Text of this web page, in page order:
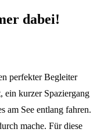
dabei!
perfekter Begleiter
ein kurzer Spaziergang
am See entlang fahren.
mache. Für diese